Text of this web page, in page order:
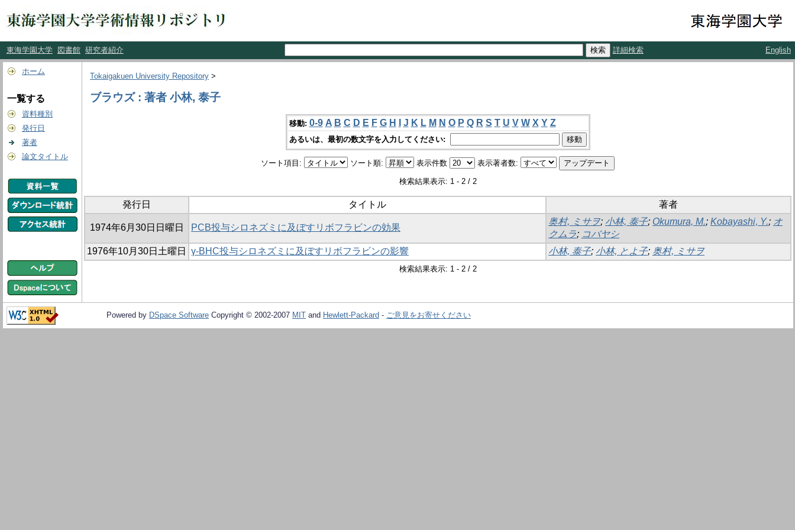
東海学園大学 図書館 研究者紹介 詳細検索 English
ホーム
一覧する
資料種別
発行日
著者
論文タイトル
Tokaigakuen University Repository >
ブラウズ : 著者 小林, 泰子
移動: 0-9 A B C D E F G H J K L M N O P Q R S T U V W X Y Z
あるいは、最初の数文字を入力してください:
ソート項目: ソート順: 表示件数 表示著者数:
検索結果表示: 1 - 2 / 2
発行日 タイトル 著者
1974年6月30日日曜日 PCB投与シロネズミに及ぼすリボフラビンの効果
奥村, ミサヲ; 小林, 泰子; Okumura, M.; Kobayashi, Y.; オ
クムラ; コバヤシ
1976年10月30日土曜日
γ-BHC投与シロネズミに及ぼすリボフラビンの影響 小林, 泰子; 小林, とよ子; 奥村, ミサヲ
検索結果表示: 1 - 2 / 2
Powered by DSpace Software Copyright © 2002-2007 MIT and Hewlett-Packard - ご意見をお寄せください